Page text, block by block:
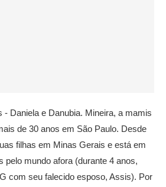
- Daniela e Danubia. Mineira, a mamis
de 30 anos em São Paulo. Desde
filhas em Minas Gerais e está em
pelo mundo afora (durante 4 anos,
com seu falecido esposo, Assis). Por